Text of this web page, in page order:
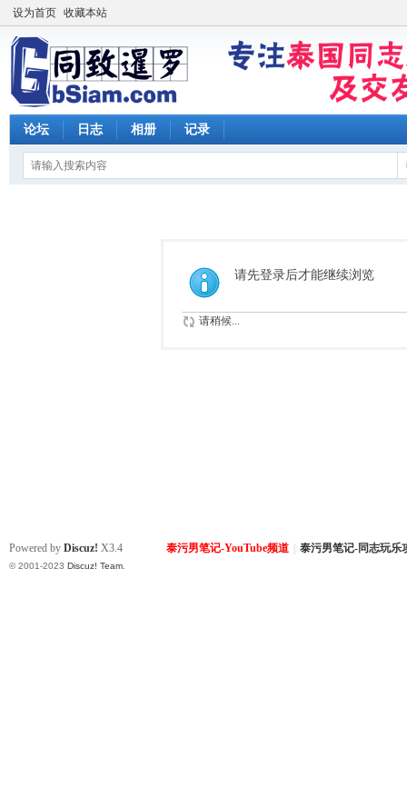
设为首页 收藏本站
论坛 日志 相册 记录
请先登录后才能继续浏览
请稍候...
泰污男笔记-YouTube频道 泰污男笔记-同志玩乐
Powered by Discuz! X3.4
© 2001-2023 Discuz! Team.